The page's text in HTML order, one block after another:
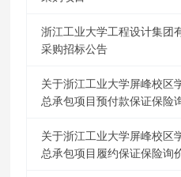
浙江工业大学工程设计集团
采购招标公告
关于浙江工业大学屏峰校区
总承包项目预付款保证保险
关于浙江工业大学屏峰校区
总承包项目履约保证保险询